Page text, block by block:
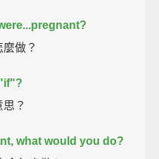
做？
？
what would you do?